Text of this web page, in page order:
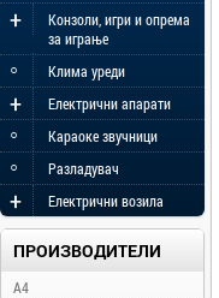
Конзоли, игри и опрема
за играње
+
Клима уреди
◦
Електрични апарати
+
Караоке звучници
◦
Разладувач
◦
Електрични возила
+
ПРОИЗВОДИТЕЛИ
A4